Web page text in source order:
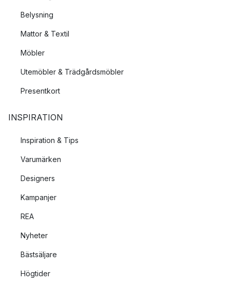
Belysning
Mattor & Textil
Möbler
Utemöbler & Trädgårdsmöbler
Presentkort
INSPIRATION
Inspiration & Tips
Varumärken
Designers
Kampanjer
REA
Nyheter
Bästsäljare
Högtider